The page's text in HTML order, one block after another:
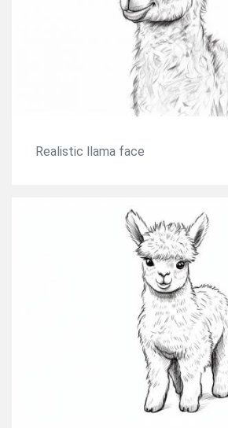
Realistic llama face